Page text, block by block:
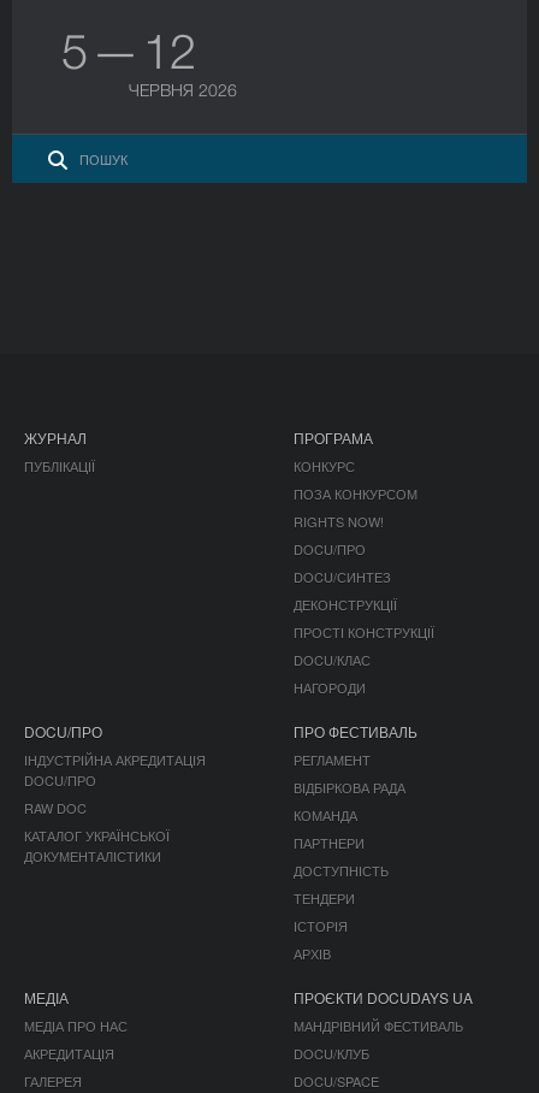
5 — 12
ЧЕРВНЯ 2026
ЖУРНАЛ
ПУБЛІКАЦІЇ
ПРОГРАМА
КОНКУРС
ПОЗА КОНКУРСОМ
RIGHTS NOW!
DOCU/ПРО
DOCU/СИНТЕЗ
ДЕКОНСТРУКЦІЇ
ПРОСТІ КОНСТРУКЦІЇ
DOCU/КЛАС
НАГОРОДИ
DOCU/ПРО
ІНДУСТРІЙНА АКРЕДИТАЦІЯ
DOCU/ПРО
RAW DOC
КАТАЛОГ УКРАЇНСЬКОЇ
ДОКУМЕНТАЛІСТИКИ
ПРО ФЕСТИВАЛЬ
РЕГЛАМЕНТ
ВІДБІРКОВА РАДА
КОМАНДА
ПАРТНЕРИ
ДОСТУПНІСТЬ
ТЕНДЕРИ
ІСТОРІЯ
АРХІВ
МЕДІА
МЕДІА ПРО НАС
АКРЕДИТАЦІЯ
ГАЛЕРЕЯ
ПРОЄКТИ DOCUDAYS UA
МАНДРІВНИЙ ФЕСТИВАЛЬ
DOCU/КЛУБ
DOCU/SPACE